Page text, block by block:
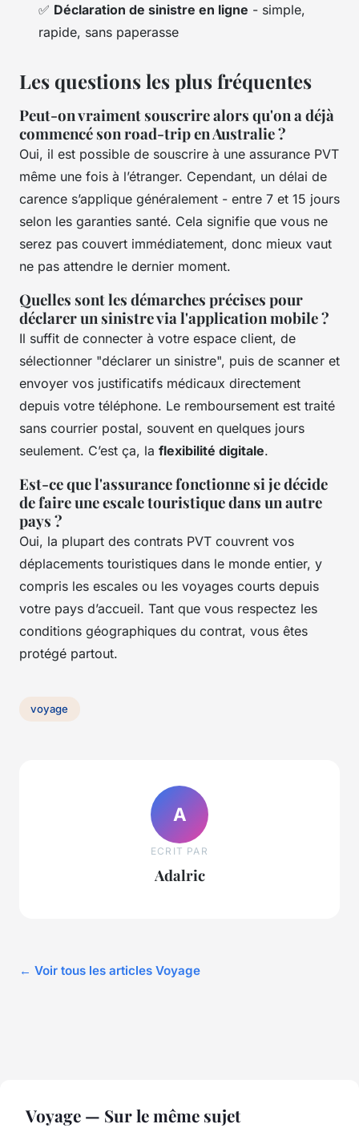
✅ Déclaration de sinistre en ligne - simple,
rapide, sans paperasse
Les questions les plus fréquentes
Peut-on vraiment souscrire alors qu'on a déjà
commencé son road-trip en Australie ?
Oui, il est possible de souscrire à une assurance PVT
même une fois à l’étranger. Cependant, un délai de
carence s’applique généralement - entre 7 et 15 jours
selon les garanties santé. Cela signifie que vous ne
serez pas couvert immédiatement, donc mieux vaut
ne pas attendre le dernier moment.
Quelles sont les démarches précises pour
déclarer un sinistre via l'application mobile ?
Il suffit de connecter à votre espace client, de
sélectionner "déclarer un sinistre", puis de scanner et
envoyer vos justificatifs médicaux directement
depuis votre téléphone. Le remboursement est traité
sans courrier postal, souvent en quelques jours
seulement. C’est ça, la flexibilité digitale.
Est-ce que l'assurance fonctionne si je décide
de faire une escale touristique dans un autre
pays ?
Oui, la plupart des contrats PVT couvrent vos
déplacements touristiques dans le monde entier, y
compris les escales ou les voyages courts depuis
votre pays d’accueil. Tant que vous respectez les
conditions géographiques du contrat, vous êtes
protégé partout.
voyage
A
ECRIT PAR
Adalric
← Voir tous les articles Voyage
Voyage — Sur le même sujet